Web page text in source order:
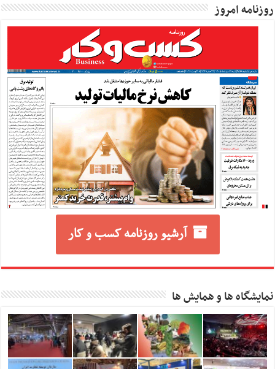
روزنامه امروز
آرشیو روزنامه کسب و کار
نمایشگاه ها و همایش ها